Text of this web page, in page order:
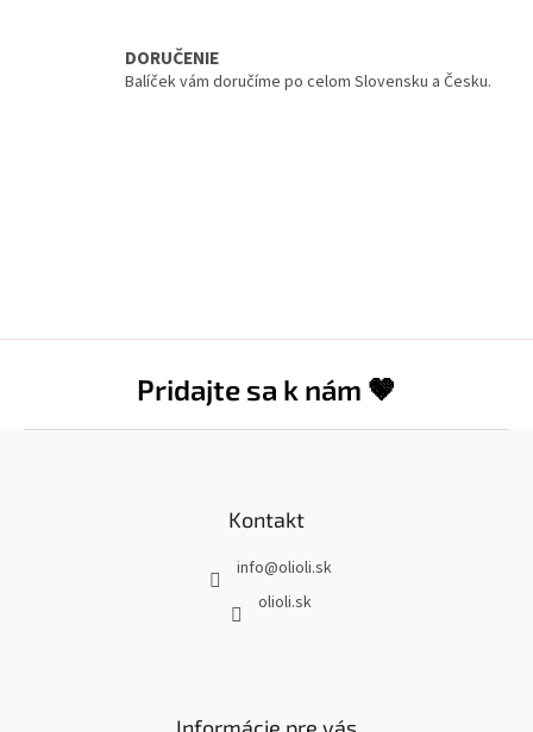
DORUČENIE
Balíček vám doručíme po celom Slovensku a Česku.
Pridajte sa k nám 🤎
Kontakt
info@olioli.sk
olioli.sk
Informácie pre vás